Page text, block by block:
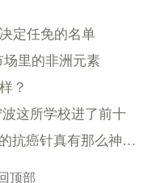
定任免的名单
里的非洲元素
？
这所学校进了前十
“给我打百万抗癌针！”传说中的抗癌针真有那么神吗？
顶部